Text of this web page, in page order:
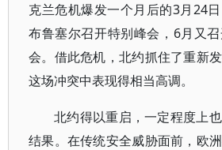
克兰危机爆发一个月后的3月24
布鲁塞尔召开特别峰会，6月又
会。借此危机，北约抓住了重新
这场冲突中表现得相当高调。
北约得以重启，一定程度上
结果。在传统安全威胁面前，欧